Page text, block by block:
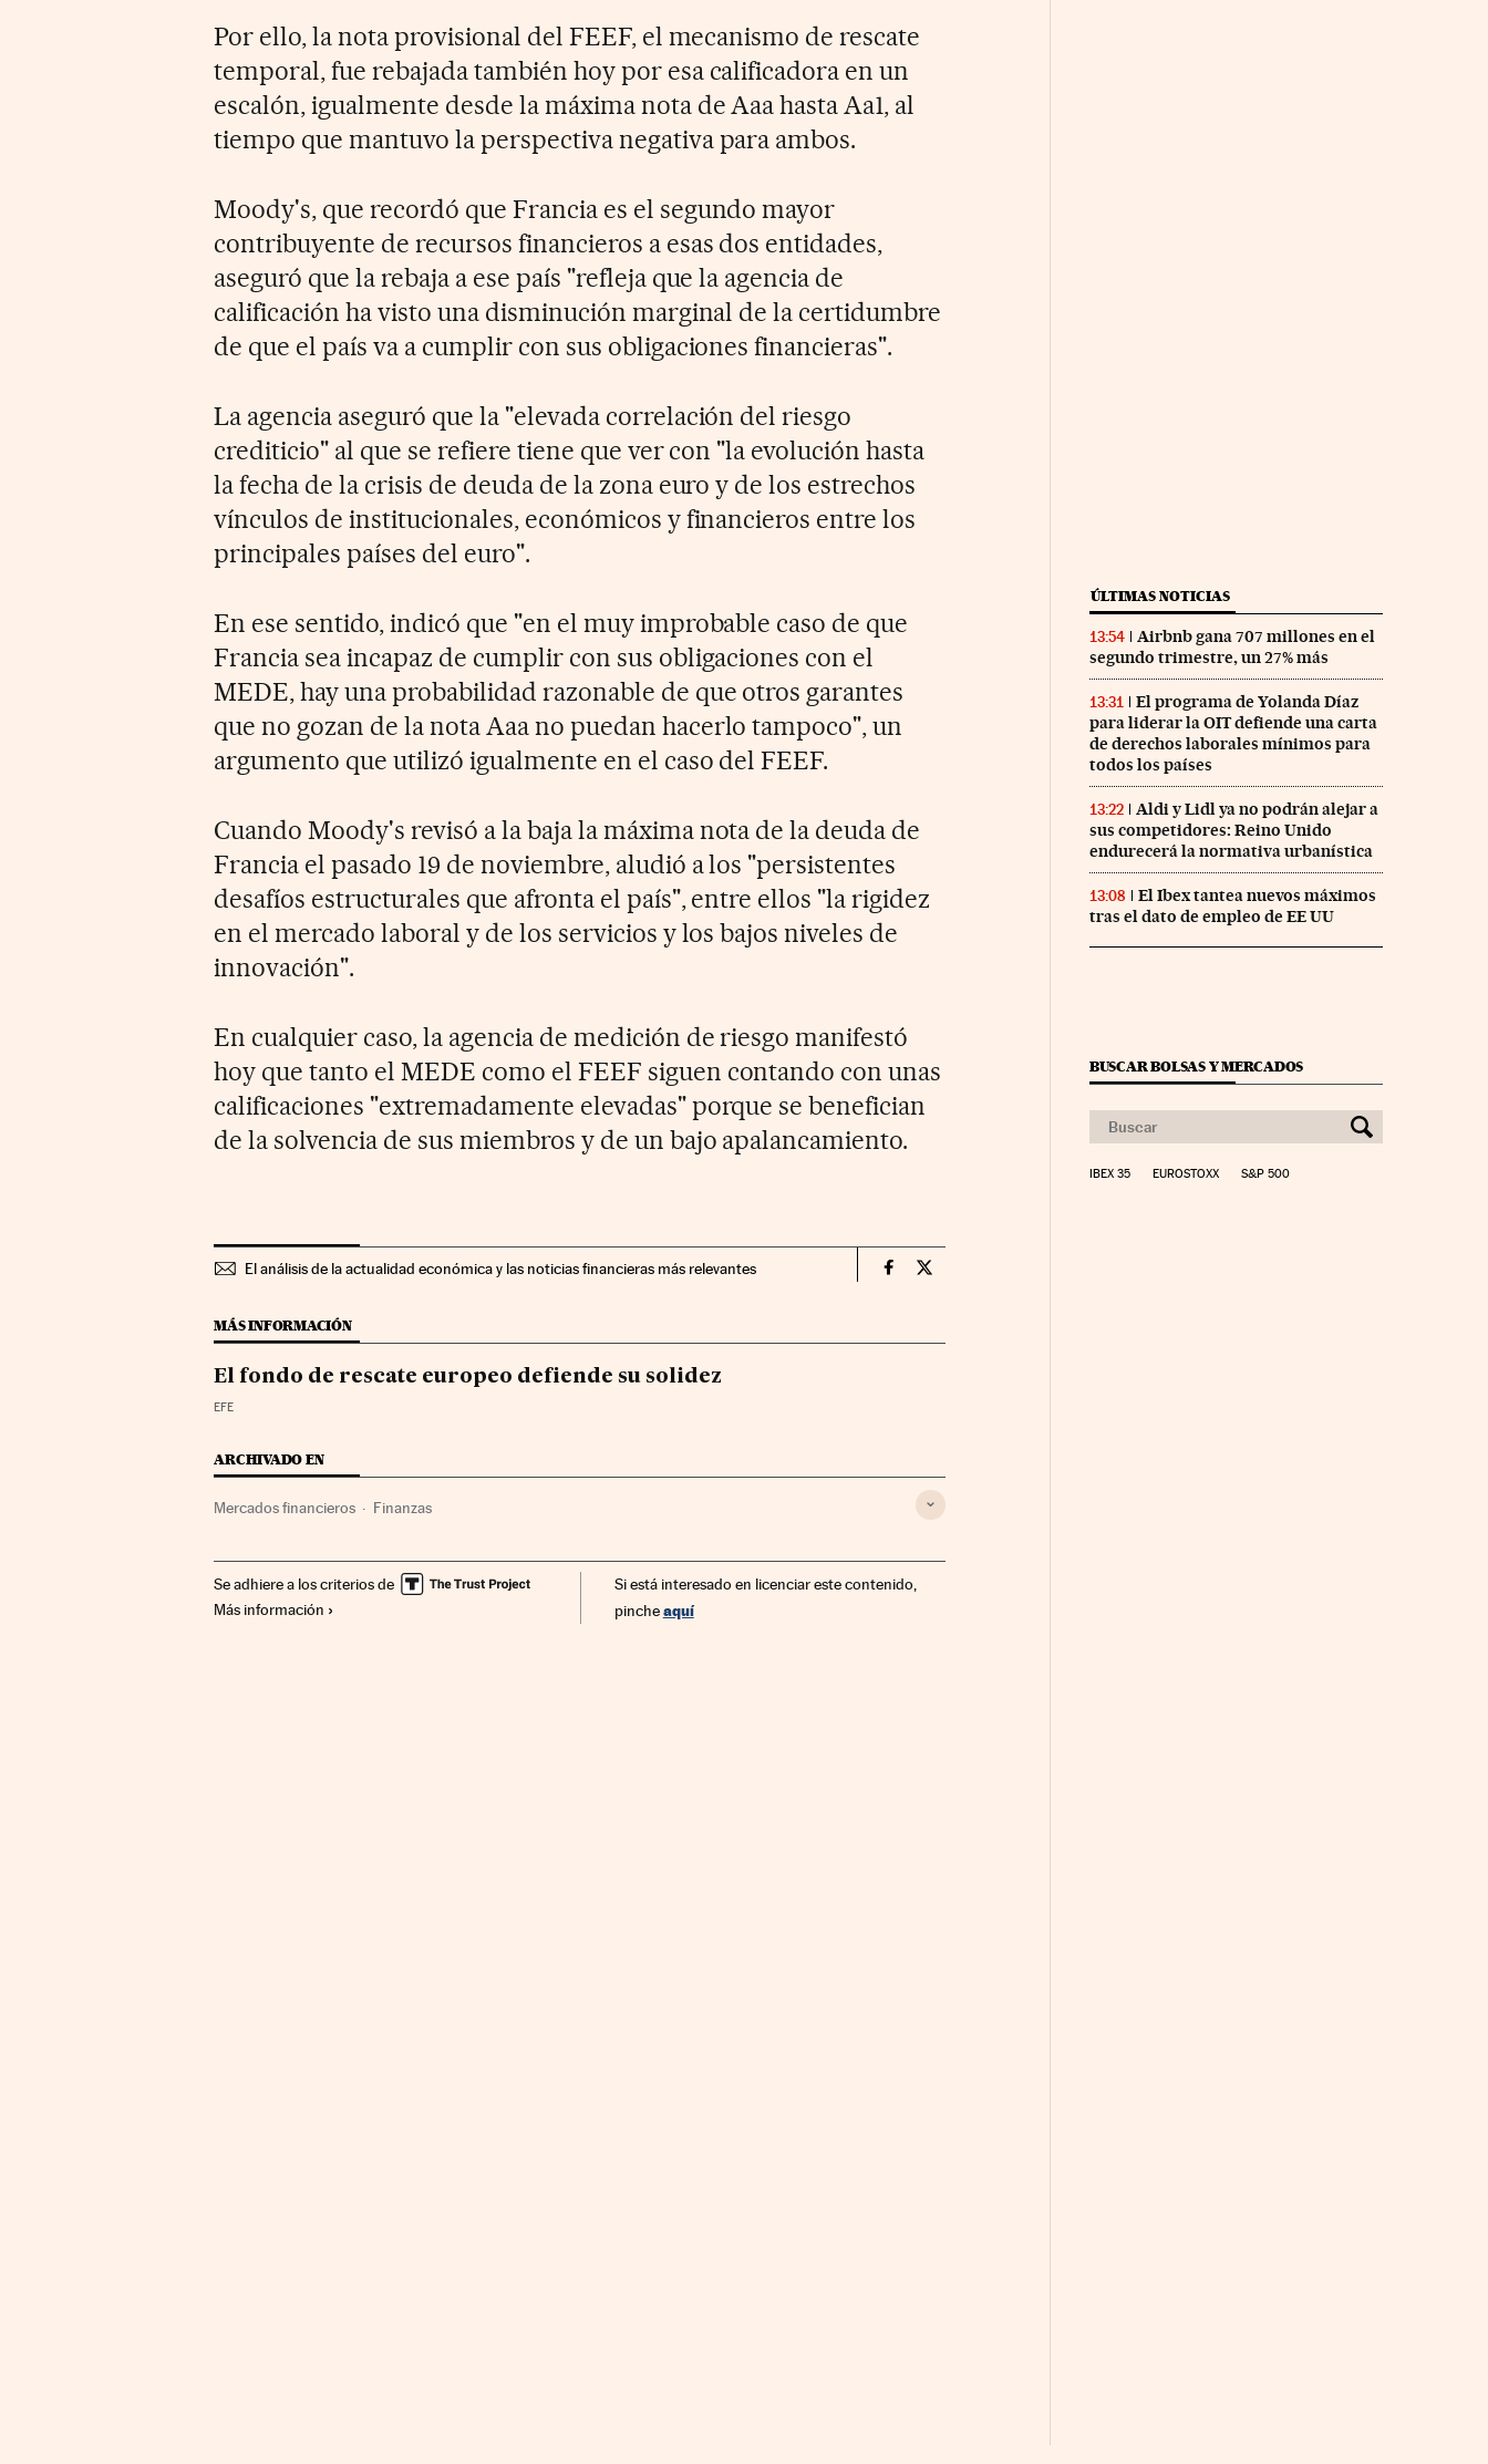
Por ello, la nota provisional del FEEF, el mecanismo de rescate
temporal, fue rebajada también hoy por esa calificadora en un
escalón, igualmente desde la máxima nota de Aaa hasta Aa1, al
tiempo que mantuvo la perspectiva negativa para ambos.
Moody's, que recordó que Francia es el segundo mayor
contribuyente de recursos financieros a esas dos entidades,
aseguró que la rebaja a ese país "refleja que la agencia de
calificación ha visto una disminución marginal de la certidumbre
de que el país va a cumplir con sus obligaciones financieras".
La agencia aseguró que la "elevada correlación del riesgo
crediticio" al que se refiere tiene que ver con "la evolución hasta
la fecha de la crisis de deuda de la zona euro y de los estrechos
vínculos de institucionales, económicos y financieros entre los
principales países del euro".
En ese sentido, indicó que "en el muy improbable caso de que
Francia sea incapaz de cumplir con sus obligaciones con el
MEDE, hay una probabilidad razonable de que otros garantes
que no gozan de la nota Aaa no puedan hacerlo tampoco", un
argumento que utilizó igualmente en el caso del FEEF.
Cuando Moody's revisó a la baja la máxima nota de la deuda de
Francia el pasado 19 de noviembre, aludió a los "persistentes
desafíos estructurales que afronta el país", entre ellos "la rigidez
en el mercado laboral y de los servicios y los bajos niveles de
innovación".
En cualquier caso, la agencia de medición de riesgo manifestó
hoy que tanto el MEDE como el FEEF siguen contando con unas
calificaciones "extremadamente elevadas" porque se benefician
de la solvencia de sus miembros y de un bajo apalancamiento.
El análisis de la actualidad económica y las noticias financieras más relevantes Mercados Financieros Cinco Días en Facebook
Mercados Financieros Cinco Días en Twitter
MÁS INFORMACIÓN
El fondo de rescate europeo defiende su solidez
EFE
ARCHIVADO EN
Mercados financieros Finanzas
Se adhiere a los criterios de
Más información
Si está interesado en licenciar este contenido,
pincheaquí
ÚLTIMAS NOTICIAS
13:54
Airbnb gana 707 millones en el
segundo trimestre, un 27% más
13:31
El programa de Yolanda Díaz
para liderar la OIT defiende una carta
de derechos laborales mínimos para
todos los países
13:22
Aldi y Lidl ya no podrán alejar a
sus competidores: Reino Unido
endurecerá la normativa urbanística
13:08
El Ibex tantea nuevos máximos
tras el dato de empleo de EE UU
BUSCAR BOLSAS Y MERCADOS
IBEX 35 EUROSTOXX S&P 500